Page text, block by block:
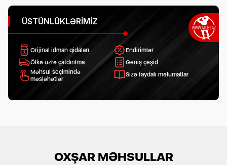
ÜSTÜNLÜKLƏRIMIZ
Orijinal idman qidaları
Endirimlər
Ölkə üzrə çatdırılma
Geniş çeşid
Məhsul seçimində
məsləhətlər
Sizə faydalı məlumatlar
OXŞAR MƏHSULLAR